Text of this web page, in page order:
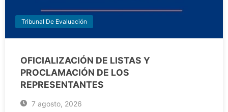
Tribunal De Evaluación
OFICIALIZACIÓN DE LISTAS Y
PROCLAMACIÓN DE LOS
REPRESENTANTES
7 agosto, 2026